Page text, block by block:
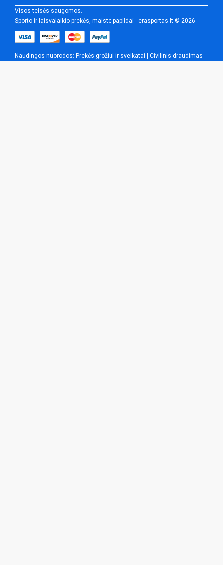
Visos teisės saugomos.
Sporto ir laisvalaikio prekės, maisto papildai - erasportas.lt © 2026
Naudingos nuorodos: Prekės grožiui ir sveikatai Civilinis draudimas